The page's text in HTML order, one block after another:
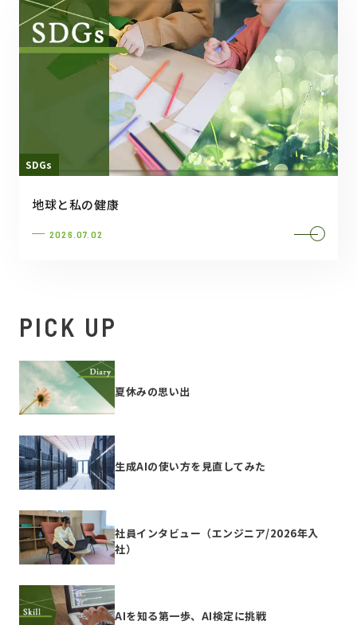
SDGs
地球と私の健康
2026.07.02
PICK UP
夏休みの思い出
生成AIの使い方を見直してみた
社員インタビュー（エンジニア/2026年入
社）
AIを知る第一歩、AI検定に挑戦